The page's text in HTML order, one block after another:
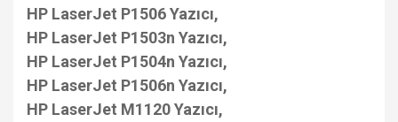
HP LaserJet P1506 Yazıcı,
HP LaserJet P1503n Yazıcı,
HP LaserJet P1504n Yazıcı,
HP LaserJet P1506n Yazıcı,
HP LaserJet M1120 Yazıcı,